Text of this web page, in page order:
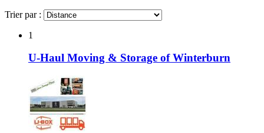
Trier par :
1
U-Haul Moving & Storage of Winterburn